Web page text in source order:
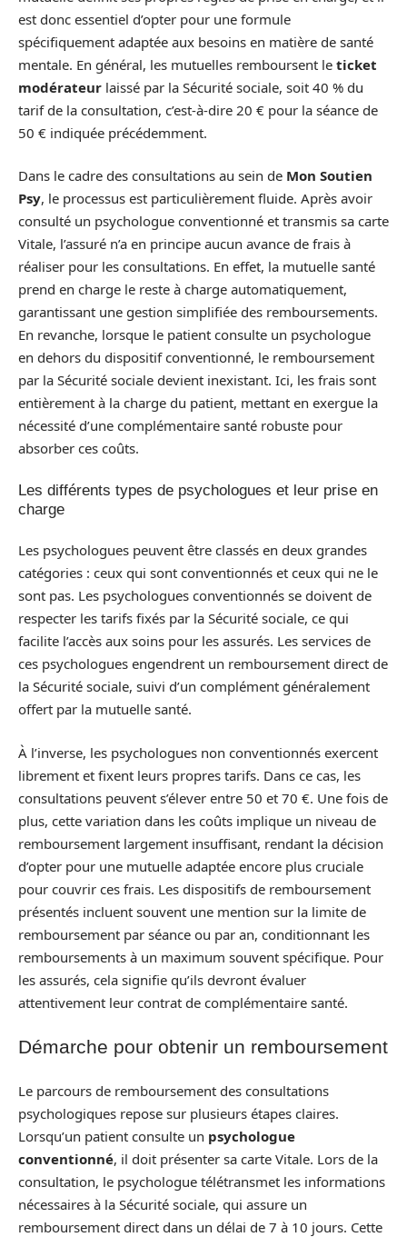
est donc essentiel d’opter pour une formule
spécifiquement adaptée aux besoins en matière de santé
mentale. En général, les mutuelles remboursent le ticket
modérateur laissé par la Sécurité sociale, soit 40 % du
tarif de la consultation, c’est-à-dire 20 € pour la séance de
50 € indiquée précédemment.
Dans le cadre des consultations au sein de Mon Soutien
Psy, le processus est particulièrement fluide. Après avoir
consulté un psychologue conventionné et transmis sa carte
Vitale, l’assuré n’a en principe aucun avance de frais à
réaliser pour les consultations. En effet, la mutuelle santé
prend en charge le reste à charge automatiquement,
garantissant une gestion simplifiée des remboursements.
En revanche, lorsque le patient consulte un psychologue
en dehors du dispositif conventionné, le remboursement
par la Sécurité sociale devient inexistant. Ici, les frais sont
entièrement à la charge du patient, mettant en exergue la
nécessité d’une complémentaire santé robuste pour
absorber ces coûts.
Les différents types de psychologues et leur prise en
charge
Les psychologues peuvent être classés en deux grandes
catégories : ceux qui sont conventionnés et ceux qui ne le
sont pas. Les psychologues conventionnés se doivent de
respecter les tarifs fixés par la Sécurité sociale, ce qui
facilite l’accès aux soins pour les assurés. Les services de
ces psychologues engendrent un remboursement direct de
la Sécurité sociale, suivi d’un complément généralement
offert par la mutuelle santé.
À l’inverse, les psychologues non conventionnés exercent
librement et fixent leurs propres tarifs. Dans ce cas, les
consultations peuvent s’élever entre 50 et 70 €. Une fois de
plus, cette variation dans les coûts implique un niveau de
remboursement largement insuffisant, rendant la décision
d’opter pour une mutuelle adaptée encore plus cruciale
pour couvrir ces frais. Les dispositifs de remboursement
présentés incluent souvent une mention sur la limite de
remboursement par séance ou par an, conditionnant les
remboursements à un maximum souvent spécifique. Pour
les assurés, cela signifie qu’ils devront évaluer
attentivement leur contrat de complémentaire santé.
Démarche pour obtenir un remboursement
Le parcours de remboursement des consultations
psychologiques repose sur plusieurs étapes claires.
Lorsqu’un patient consulte un psychologue
conventionné, il doit présenter sa carte Vitale. Lors de la
consultation, le psychologue télétransmet les informations
nécessaires à la Sécurité sociale, qui assure un
remboursement direct dans un délai de 7 à 10 jours. Cette